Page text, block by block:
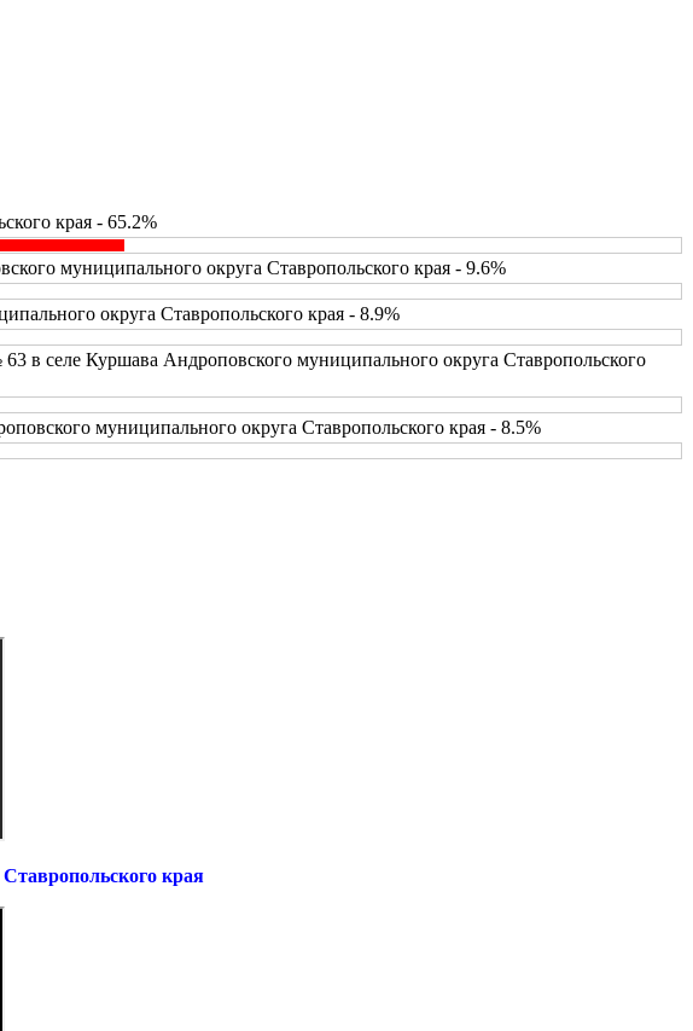
края - 65.2%
муниципального округа Ставропольского края - 9.6%
округа Ставропольского края - 8.9%
в селе Куршава Андроповского муниципального округа Ставропольского
муниципального округа Ставропольского края - 8.5%
края